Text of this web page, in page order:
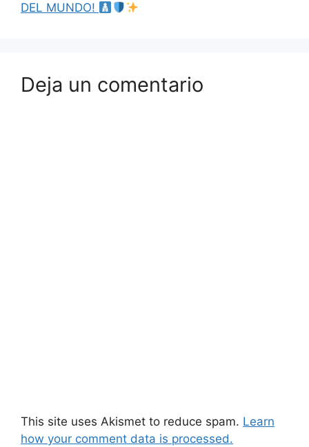
DEL MUNDO!
Deja un comentario
This site uses Akismet to reduce spam. Learn
how your comment data is processed.